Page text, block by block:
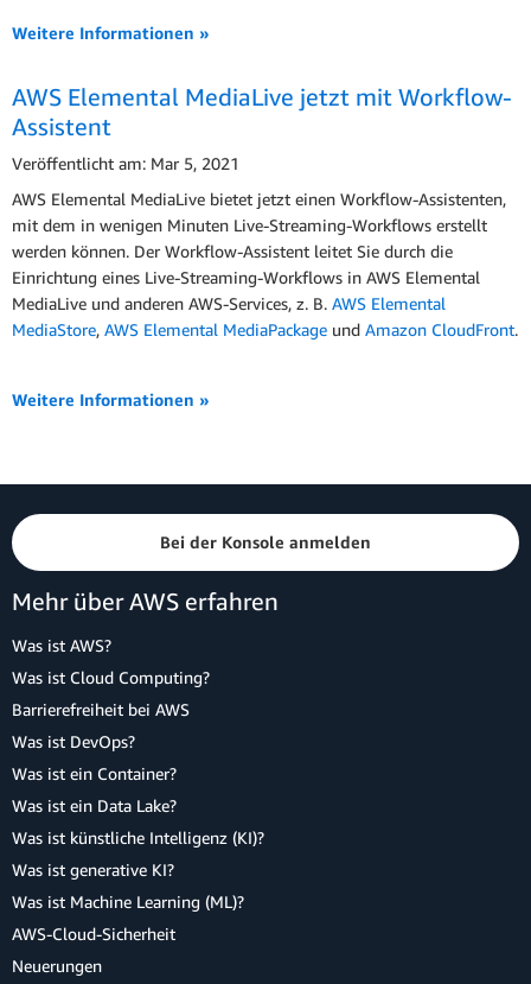
Weitere Informationen »
AWS Elemental MediaLive jetzt mit Workflow-
Assistent
Veröffentlicht am: Mar 5, 2021
AWS Elemental MediaLive bietet jetzt einen Workflow-Assistenten,
mit dem in wenigen Minuten Live-Streaming-Workflows erstellt
werden können. Der Workflow-Assistent leitet Sie durch die
Einrichtung eines Live-Streaming-Workflows in AWS Elemental
MediaLive und anderen AWS-Services, z. B. AWS Elemental
MediaStore, AWS Elemental MediaPackage und Amazon CloudFront.
Weitere Informationen »
Bei der Konsole anmelden
Mehr über AWS erfahren
Was ist AWS?
Was ist Cloud Computing?
Barrierefreiheit bei AWS
Was ist DevOps?
Was ist ein Container?
Was ist ein Data Lake?
Was ist künstliche Intelligenz (KI)?
Was ist generative KI?
Was ist Machine Learning (ML)?
AWS-Cloud-Sicherheit
Neuerungen